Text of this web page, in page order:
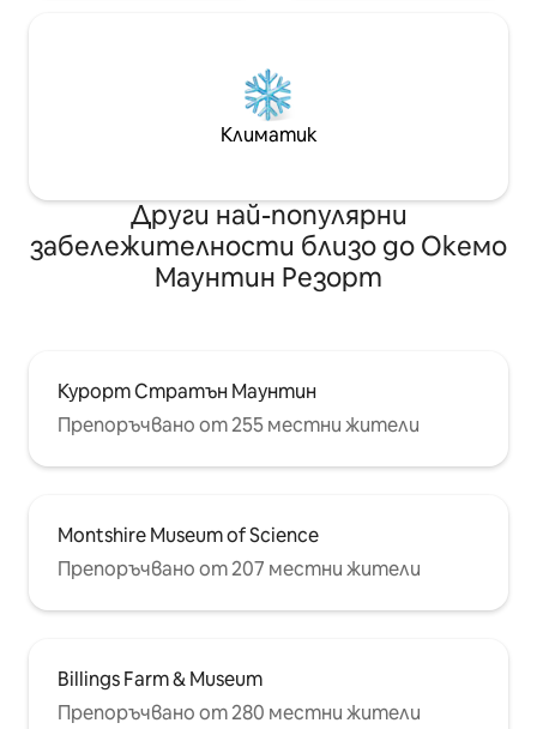
Климатик
Други най-популярни
забележителности близо до Окемо
Маунтин Резорт
Курорт Стратън Маунтин
Препоръчвано от 255 местни жители
Montshire Museum of Science
Препоръчвано от 207 местни жители
Billings Farm & Museum
Препоръчвано от 280 местни жители